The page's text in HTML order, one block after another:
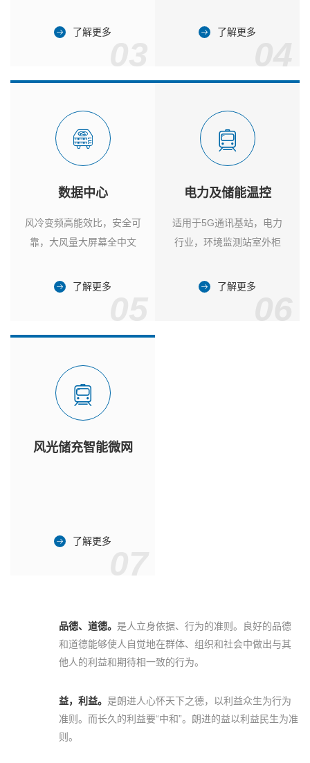
了解更多 了解更多
数据中心
风冷变频高能效比，安全可
靠，大风量大屏幕全中文
了解更多
电力及储能温控
适用于5G通讯基站，电力
行业，环境监测站室外柜
了解更多
风光储充智能微网
了解更多
品德、道德。 是人立身依据、行为的准则。良好的品德
和道德能够使人自觉地在群体、组织和社会中做出与其
他人的利益和期待相一致的行为。
益，利益。 是朗进人心怀天下之德，以利益众生为行为
准则。而长久的利益要“中和”。朗进的益以利益民生为准
则。